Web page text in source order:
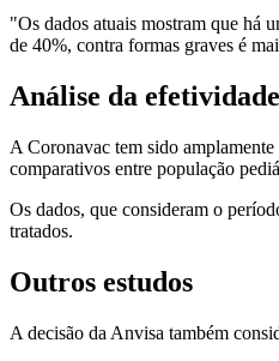
"Os dados atuais mostram que há
de 40%, contra formas graves é
Análise da
A Coronavac tem sido
comparativos entre população
Os dados, que consideram o
tratados.
Outros estudos
A decisão da Anvisa também